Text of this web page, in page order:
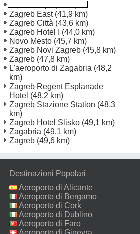
Samobor(36,8 km)
Zagreb East(41,9 km)
Zagreb Città (43,6 km)
Zagreb Hotel I
(44,0 km)
Novo Mesto (45,7 km)
Zagreb Novi Zagreb (45,8 km)
Zagreb (47,8 km)
L'aeroporto di Zagabria (48,2
km)
Zagreb Regent Esplanade
Hotel (48,2 km)
Zagreb Stazione Station (48,3
km)
Zagreb Hotel Slisko (49,1 km)
Zagabria (49,1 km)
Zagreb (49,6 km)
Destinazioni Popolari
Aeroporto di Alicante
Aeroporto di Bergamo
Aeroporto di Cork
Aeroporto di Dublino
Aeroporto di Faro